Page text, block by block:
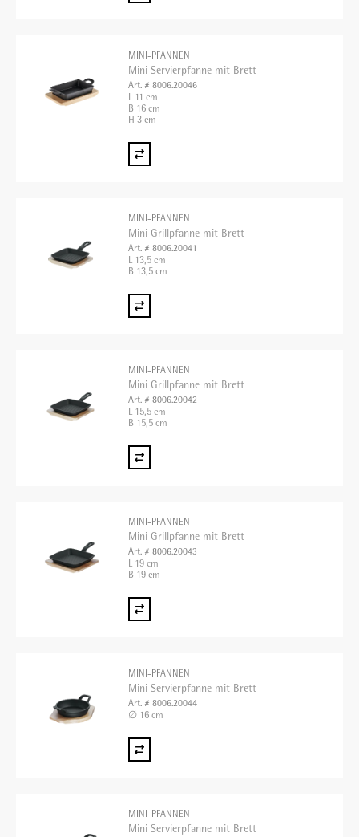
MINI-PFANNEN
Mini Servierpfanne mit Brett
Art. # 8006.20046
L 11 cm
B 16 cm
H 3 cm
MINI-PFANNEN
Mini Grillpfanne mit Brett
Art. # 8006.20041
L 13,5 cm
B 13,5 cm
MINI-PFANNEN
Mini Grillpfanne mit Brett
Art. # 8006.20042
L 15,5 cm
B 15,5 cm
MINI-PFANNEN
Mini Grillpfanne mit Brett
Art. # 8006.20043
L 19 cm
B 19 cm
MINI-PFANNEN
Mini Servierpfanne mit Brett
Art. # 8006.20044
∅ 16 cm
MINI-PFANNEN
Mini Servierpfanne mit Brett